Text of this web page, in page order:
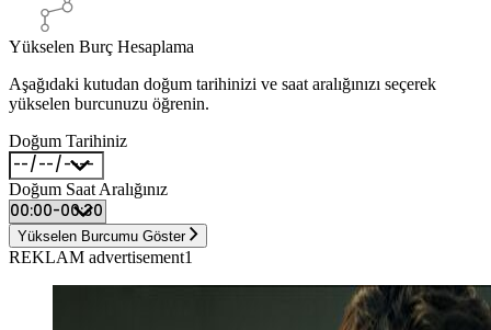
Yükselen Burç Hesaplama
Aşağıdaki kutudan doğum tarihinizi ve saat aralığınızı seçerek
yükselen burcunuzu öğrenin.
Doğum Tarihiniz
Doğum Saat Aralığınız
Yükselen Burcumu Göster
REKLAM advertisement1